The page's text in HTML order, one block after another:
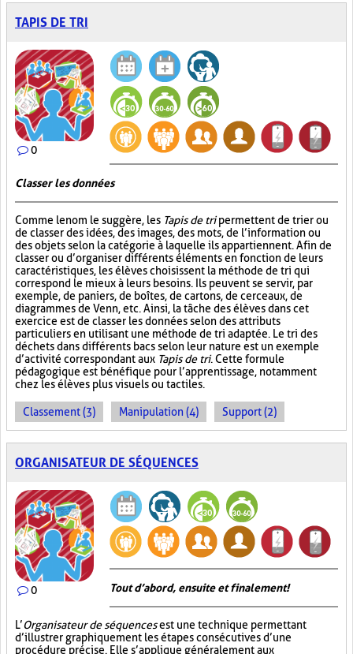
TAPIS DE TRI
0
Classer les données
Comme le nom le suggère, les Tapis de tripermettent de trier ou
de classer des idées, des images, des mots, de l’information ou
des objets selon la catégorie à laquelle ils appartiennent. Afin de
classer ou d’organiser différents éléments en fonction de leurs
caractéristiques, les élèves choisissent la méthode de tri qui
correspond le mieux à leurs besoins. Ils peuvent se servir, par
exemple, de paniers, de boîtes, de cartons, de cerceaux, de
diagrammes de Venn, etc. Ainsi, la tâche des élèves dans cet
exercice est de classer les données selon des attributs
particuliers en utilisant une méthode de tri adaptée. Le tri des
déchets dans différents bacs selon leur nature est un exemple
d’activité correspondant aux Tapis de tri. Cette formule
pédagogique est bénéfique pour l’apprentissage, notamment
chez les élèves plus visuels ou tactiles.
Classement (3) Manipulation (4) Support (2)
ORGANISATEUR DE SÉQUENCES
0 Tout d’abord, ensuite et finalement!
L’Organisateur de séquencesest une technique permettant
d’illustrer graphiquement les étapes consécutives d’une
procédure précise. Elle s’applique généralement aux